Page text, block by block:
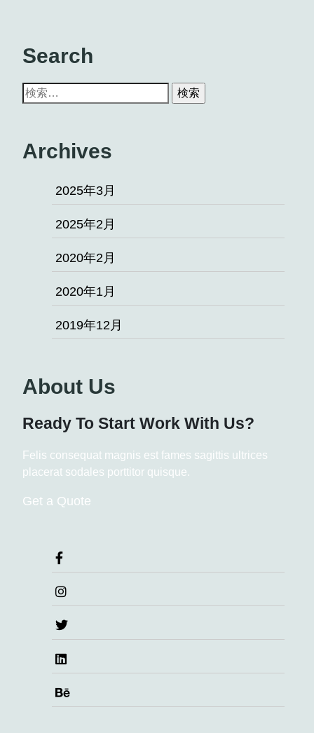
Search
Archives
2025年3月
2025年2月
2020年2月
2020年1月
2019年12月
About Us
Ready To Start Work With Us?
Felis consequat magnis est fames sagittis ultrices
placerat sodales porttitor quisque.
Get a Quote